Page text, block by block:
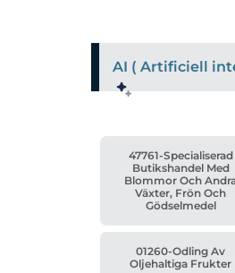
AI ( Artificiell
47761-Specialiserad
Butikshandel Med
Blommor Och
Växter, Frön Och
Gödselmedel
01260-Odling Av
Oljehaltiga Frukter